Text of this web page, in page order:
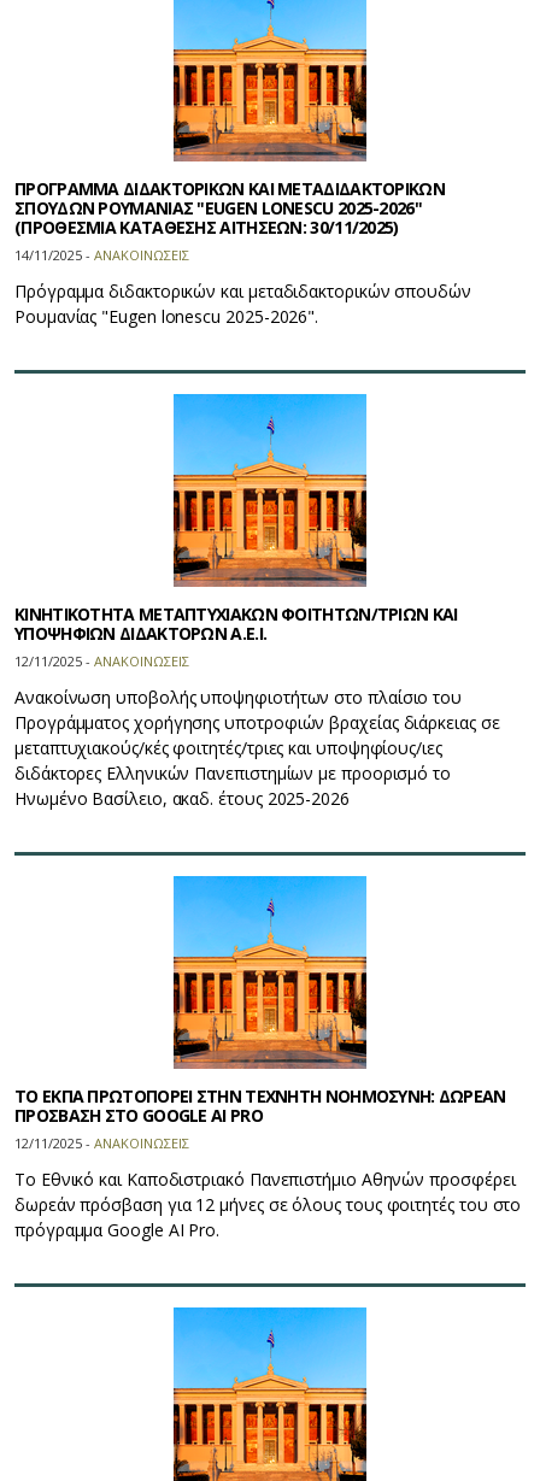
ΠΡΟΓΡΑΜΜΑ ΔΙΔΑΚΤΟΡΙΚΩΝ ΚΑΙ ΜΕΤΑΔΙΔΑΚΤΟΡΙΚΩΝ
ΣΠΟΥΔΩΝ ΡΟΥΜΑΝΙΑΣ "EUGEN LONESCU 2025-2026"
(ΠΡΟΘΕΣΜΙΑ ΚΑΤΑΘΕΣΗΣ ΑΙΤΗΣΕΩΝ: 30/11/2025)
14/11/2025 - ΑΝΑΚΟΙΝΩΣΕΙΣ
Πρόγραμμα διδακτορικών και μεταδιδακτορικών σπουδών
Ρουμανίας "Eugen lonescu 2025-2026".
ΚΙΝΗΤΙΚΟΤΗΤΑ ΜΕΤΑΠΤΥΧΙΑΚΩΝ ΦΟΙΤΗΤΩΝ/ΤΡΙΩΝ ΚΑΙ
ΥΠΟΨΗΦΙΩΝ ΔΙΔΑΚΤΟΡΩΝ Α.Ε.Ι.
12/11/2025 - ΑΝΑΚΟΙΝΩΣΕΙΣ
Ανακοίνωση υποβολής υποψηφιοτήτων στο πλαίσιο του
Προγράμματος χορήγησης υποτροφιών βραχείας διάρκειας σε
μεταπτυχιακούς/κές φοιτητές/τριες και υποψηφίους/ιες
διδάκτορες Ελληνικών Πανεπιστημίων με προορισμό το
Ηνωμένο Βασίλειο, ακαδ. έτους 2025-2026
ΤΟ ΕΚΠΑ ΠΡΩΤΟΠΟΡΕΙ ΣΤΗΝ ΤΕΧΝΗΤΗ ΝΟΗΜΟΣΥΝΗ: ΔΩΡΕΑΝ
ΠΡΟΣΒΑΣΗ ΣΤΟ GOOGLE AI PRO
12/11/2025 - ΑΝΑΚΟΙΝΩΣΕΙΣ
Το Εθνικό και Καποδιστριακό Πανεπιστήμιο Αθηνών προσφέρει
δωρεάν πρόσβαση για 12 μήνες σε όλους τους φοιτητές του στο
πρόγραμμα Google AI Pro.